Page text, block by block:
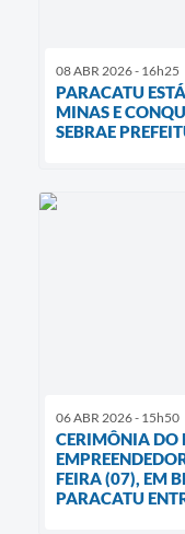
08 ABR 2026 - 16h25
PARACATU
MINAS E
SEBRAE
06 ABR 2026 - 15h50
CERIMÔNIA DO
FEIRA (07), EM
PARACATU